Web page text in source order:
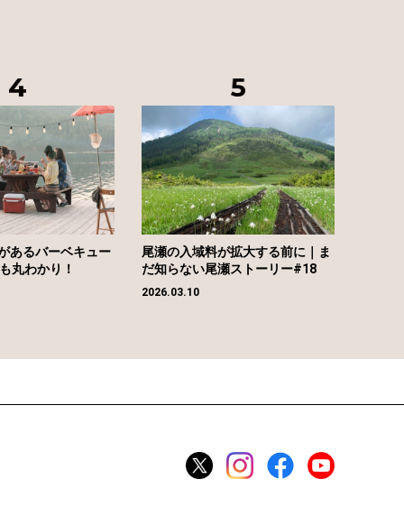
あるバーベキュー
丸わかり！
尾瀬の入域料が拡大する前に｜ま
だ知らない尾瀬ストーリー#18
2026.03.10